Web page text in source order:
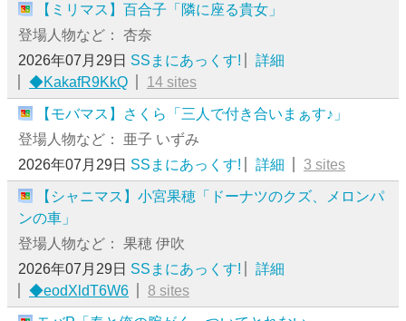
【ミリマス】百合子「隣に座る貴女」
登場人物など： 杏奈
2026年07月29日 SSまにあっくす!
詳細
◆KakafR9KkQ
14 sites
【モバマス】さくら「三人で付き合いまぁす♪」
登場人物など： 亜子 いずみ
2026年07月29日 SSまにあっくす! 詳細 3 sites
【シャニマス】小宮果穂「ドーナツのクズ、メロンパ
ンの車」
登場人物など： 果穂 伊吹
2026年07月29日 SSまにあっくす!
詳細
◆eodXldT6W6
8 sites